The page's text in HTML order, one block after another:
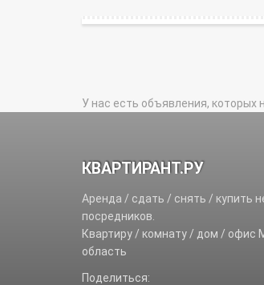
У нас есть объявления, которых
КВАРТИРАНТ.РУ
Аренда / сдать / снять / купить
посредников.
Квартиру / комнату / дом / офис
область
Поделиться: